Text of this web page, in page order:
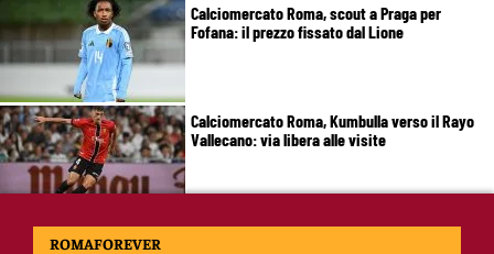
Calciomercato Roma, scout a Praga per
Fofana: il prezzo fissato dal Lione
Calciomercato Roma, Kumbulla verso il Rayo
Vallecano: via libera alle visite
Gasperini in diretta su Sky: mercato Roma e
ROMAFOREVER